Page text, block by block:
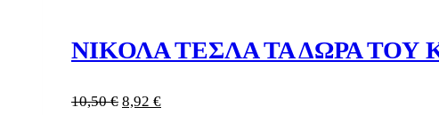
ΝΙΚΟΛΑ ΤΕΣΛΑ ΤΑ ΔΩΡΑ ΤΟΥ
10,50€ Original
8,92 €Η